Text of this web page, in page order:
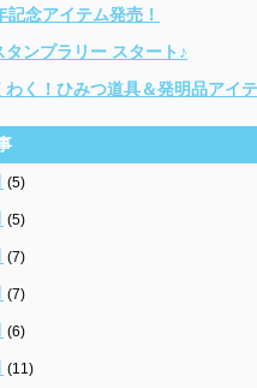
記念アイテム発売！
タンプラリー スタート♪
わく！ひみつ道具＆発明品アイ
(5)
(5)
(7)
(7)
(6)
(11)